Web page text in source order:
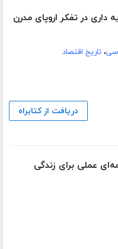
داری در تفکر اروپای مدرن
،تاریخ اقتصاد
دریافت از کتابراه
عملی برای زندگی